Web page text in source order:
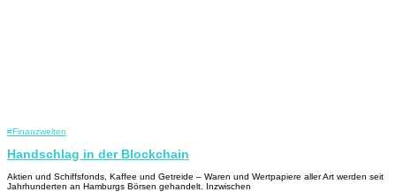
#Finanzwelten
Handschlag in der Blockchain
Aktien und Schiffsfonds, Kaffee und Getreide – Waren und Wertpapiere aller Art werden seit
Jahrhunderten an Hamburgs Börsen gehandelt. Inzwischen